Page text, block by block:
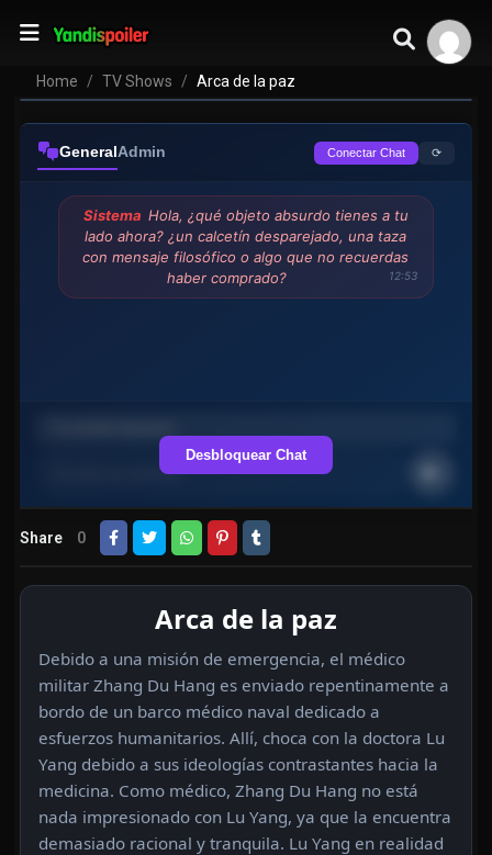
Home TV Shows Arca de la paz
GeneralAdmin Conectar Chat ⟳
Sistema Hola, ¿qué objeto absurdo tienes a tu
lado ahora? ¿un calcetín desparejado, una taza
con mensaje filosófico o algo que no recuerdas
haber comprado?
12:53
Desbloquear Chat
Share 0
Arca de la paz
Debido a una misión de emergencia, el médico
militar Zhang Du Hang es enviado repentinamente a
bordo de un barco médico naval dedicado a
esfuerzos humanitarios. Allí, choca con la doctora Lu
Yang debido a sus ideologías contrastantes hacia la
medicina. Como médico, Zhang Du Hang no está
nada impresionado con Lu Yang, ya que la encuentra
demasiado racional y tranquila. Lu Yang en realidad